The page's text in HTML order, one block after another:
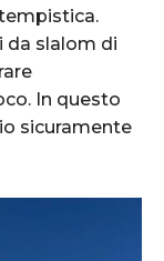
da slalom di
In questo
sicuramente